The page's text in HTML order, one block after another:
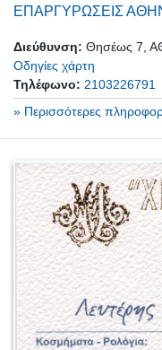
ΕΠΑΡΓΥΡΩΣΕΙΣ
Διεύθυνση: Θησέως 7,
Οδηγίες χάρτη
Τηλέφωνο: 2103226791
» Περισσότερες